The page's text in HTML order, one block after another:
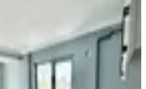
04.08.2026